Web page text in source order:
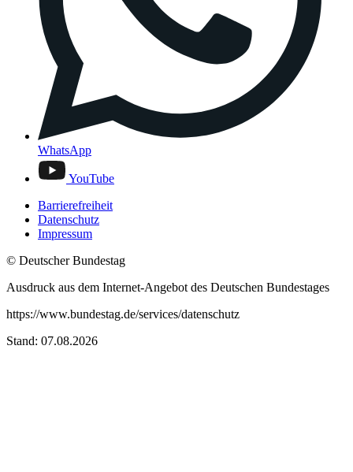
WhatsApp
YouTube
Barrierefreiheit
Datenschutz
Impressum
© Deutscher Bundestag
Ausdruck aus dem Internet-Angebot des Deutschen Bundestages
https://www.bundestag.de/services/datenschutz
Stand: 07.08.2026